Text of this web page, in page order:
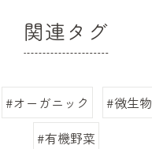
関連タグ
#オーガニック #微生物
#有機野菜